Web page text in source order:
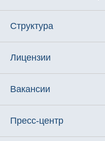
Структура
Лицензии
Вакансии
Пресс-центр